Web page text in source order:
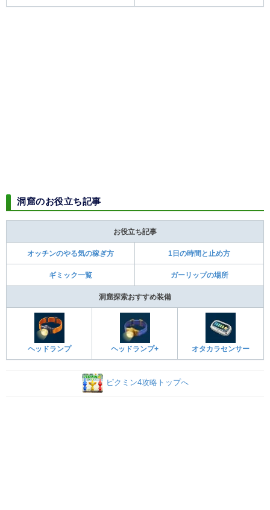
洞窟のお役立ち記事
お役立ち記事
オッチンのやる気の稼ぎ方 1日の時間と止め方
ギミック一覧 ガーリップの場所
洞窟探索おすすめ装備
ヘッドランプ ヘッドランプ+ オタカラセンサー
ピクミン4攻略トップへ